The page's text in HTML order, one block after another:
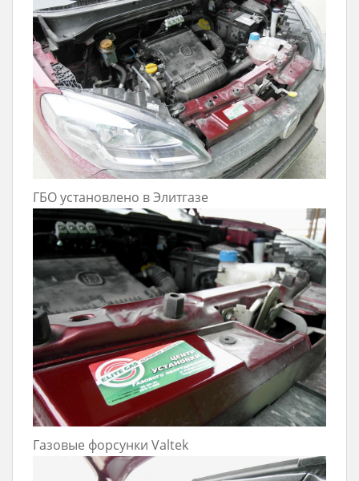
ГБО установлено в Элитгазе
Газовые форсунки Valtek